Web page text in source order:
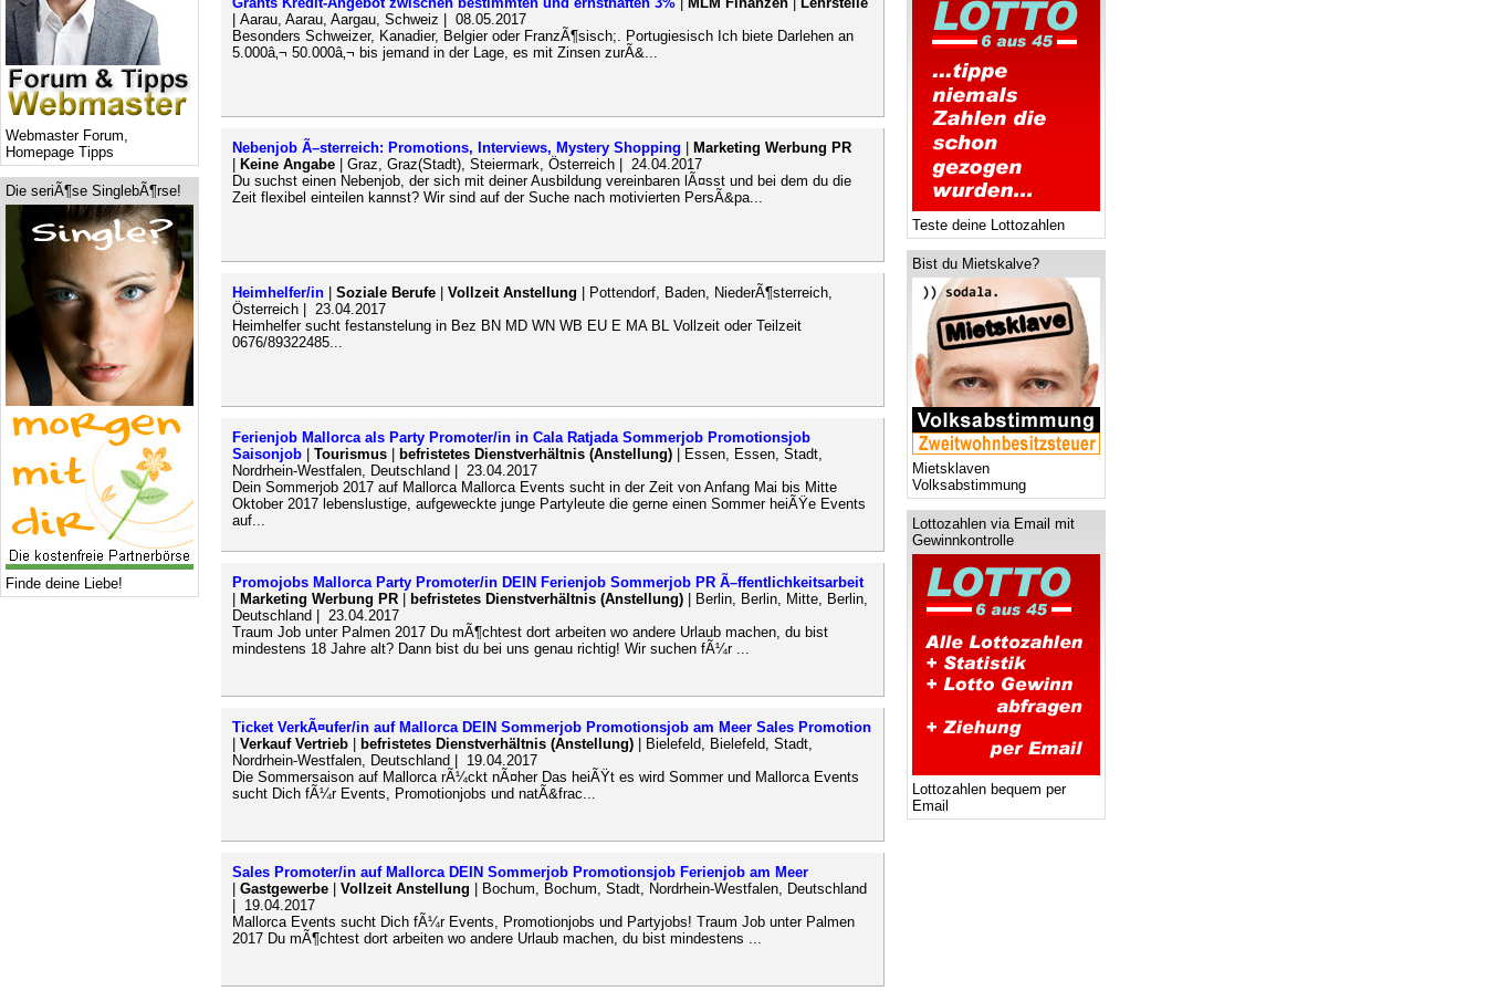
Webmaster Forum,
Homepage Tipps
Die seriÃ¶se SinglebÃ¶rse!
Finde deine Liebe!
| Aarau, Aarau, Aargau, Schweiz | 08.05.2017
Besonders Schweizer, Kanadier, Belgier oder FranzÃ¶sisch;. Portugiesisch Ich biete Darlehen an
5.000â‚¬ 50.000â‚¬ bis jemand in der Lage, es mit Zinsen zurÃ&...
Nebenjob Ã–sterreich: Promotions, Interviews, Mystery Shopping
Marketing Werbung PR
Keine Angabe | Graz, Graz(Stadt), Steiermark, Österreich | 24.04.2017
Du suchst einen Nebenjob, der sich mit deiner Ausbildung vereinbaren lÃ¤sst und bei dem du die
Zeit flexibel einteilen kannst? Wir sind auf der Suche nach motivierten PersÃ&pa...
Heimhelfer/in Soziale Berufe Vollzeit Anstellung | Pottendorf, Baden, NiederÃ¶sterreich,
Österreich | 23.04.2017
Heimhelfer sucht festanstelung in Bez BN MD WN WB EU E MA BL Vollzeit oder Teilzeit
0676/89322485...
Ferienjob Mallorca als Party Promoter/in in Cala Ratjada Sommerjob Promotionsjob
Saisonjob
Tourismus befristetes Dienstverhältnis (Anstellung) | Essen, Essen, Stadt,
Nordrhein-Westfalen, Deutschland | 23.04.2017
Dein Sommerjob 2017 auf Mallorca Mallorca Events sucht in der Zeit von Anfang Mai bis Mitte
Oktober 2017 lebenslustige, aufgeweckte junge Partyleute die gerne einen Sommer heiÃŸe Events
auf...
Promojobs Mallorca Party Promoter/in DEIN Ferienjob Sommerjob PR Ã–ffentlichkeitsarbeit
Marketing Werbung PR befristetes Dienstverhältnis (Anstellung) | Berlin, Berlin, Mitte, Berlin,
Deutschland | 23.04.2017
Traum Job unter Palmen 2017 Du mÃ¶chtest dort arbeiten wo andere Urlaub machen, du bist
mindestens 18 Jahre alt? Dann bist du bei uns genau richtig! Wir suchen fÃ¼r ...
Ticket VerkÃ¤ufer/in auf Mallorca DEIN Sommerjob Promotionsjob am Meer Sales Promotion
Verkauf Vertrieb befristetes Dienstverhältnis (Anstellung) | Bielefeld, Bielefeld, Stadt,
Nordrhein-Westfalen, Deutschland | 19.04.2017
Die Sommersaison auf Mallorca rÃ¼ckt nÃ¤her Das heiÃŸt es wird Sommer und Mallorca Events
sucht Dich fÃ¼r Events, Promotionjobs und natÃ&frac...
Sales Promoter/in auf Mallorca DEIN Sommerjob Promotionsjob Ferienjob am Meer
Gastgewerbe Vollzeit Anstellung | Bochum, Bochum, Stadt, Nordrhein-Westfalen, Deutschland
| 19.04.2017
Mallorca Events sucht Dich fÃ¼r Events, Promotionjobs und Partyjobs! Traum Job unter Palmen
2017 Du mÃ¶chtest dort arbeiten wo andere Urlaub machen, du bist mindestens ...
Teste deine Lottozahlen
Bist du Mietskalve?
Mietsklaven
Volksabstimmung
Lottozahlen via Email mit
Gewinnkontrolle
Lottozahlen bequem per
Email